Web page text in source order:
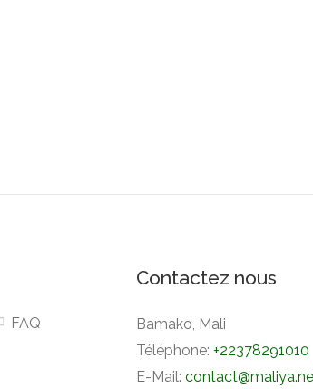
FAQ
Contactez nous
Bamako, Mali
Téléphone: +22378291010
E-Mail: